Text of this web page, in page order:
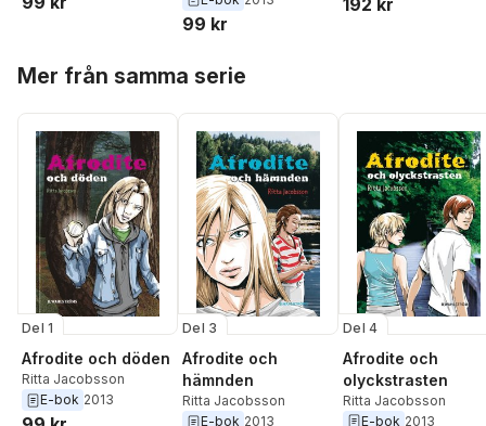
99 kr
192 kr
Mer från samma serie
Del 1
Afrodite och döden
Ritta Jacobsson
E-bok 2013
Del 3
Afrodite och
hämnden
Ritta Jacobsson
E-bok 2013
Del 4
Afrodite och
olyckstrasten
Ritta Jacobsson
E-bok 2013